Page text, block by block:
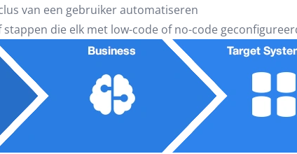
van een gebruiker automatiseren
die elk met low-code of no-code